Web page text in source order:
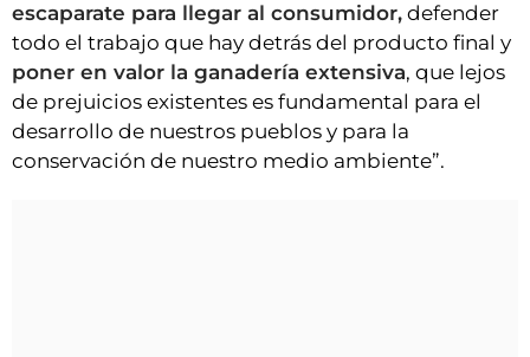
escaparate para llegar al consumidor, defender
todo el trabajo que hay detrás del producto final y
poner en valor la ganadería extensiva, que lejos
de prejuicios existentes es fundamental para el
desarrollo de nuestros pueblos y para la
conservación de nuestro medio ambiente”.